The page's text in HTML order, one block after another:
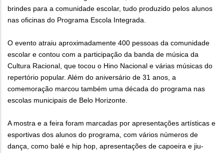
brindes para a comunidade escolar, tudo produzido pelos alunos
nas oficinas do Programa Escola Integrada.
O evento atraiu aproximadamente 400 pessoas da comunidade
escolar e contou com a participação da banda de música da
Cultura Racional, que tocou o Hino Nacional e várias músicas do
repertório popular. Além do aniversário de 31 anos, a
comemoração marcou também uma década do programa nas
escolas municipais de Belo Horizonte.
A mostra e a feira foram marcadas por apresentações artísticas e
esportivas dos alunos do programa, com vários números de
dança, como balé e hip hop, apresentações de capoeira e jiu-